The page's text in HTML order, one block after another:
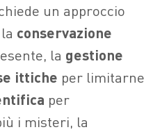
un approccio
conservazione
la gestione
ittiche per limitarne
per
i misteri, la